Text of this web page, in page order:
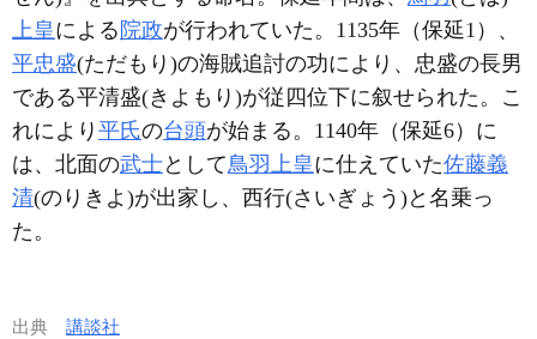
上皇による 院政が行われていた。1135年（保延1）、
平忠盛(ただもり )の海賊追討の功により、忠盛の長男
である平清盛(きよもり )が従四位下に叙せられた。こ
れにより 平氏の台頭が始まる。1140年（保延6）に
は、北面の武士として鳥羽上皇に仕えていた佐藤義
清(のりきよ )が出家し、西行(さいぎょう )と名乗っ
た。
出典 講談社